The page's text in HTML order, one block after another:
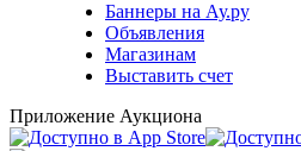
Баннеры на Ау.ру
Объявления
Магазинам
Выставить счет
Приложение Аукциона